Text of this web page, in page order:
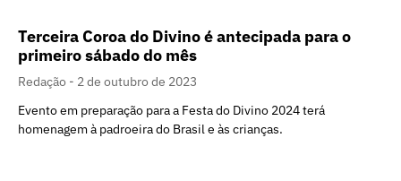
Terceira Coroa do Divino é antecipada para o
primeiro sábado do mês
Redação
2 de outubro de 2023
Evento em preparação para a Festa do Divino 2024 terá
homenagem à padroeira do Brasil e às crianças.